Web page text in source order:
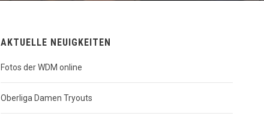
AKTUELLE NEUIGKEITEN
Fotos der WDM online
Oberliga Damen Tryouts